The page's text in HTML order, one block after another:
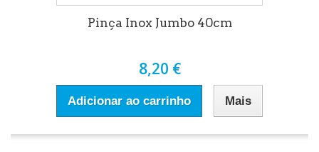
Pinça Inox Jumbo 40cm
8,20 €
Adicionar ao carrinho Mais